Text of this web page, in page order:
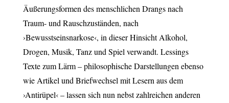
Äußerungsformen des menschlichen Drangs nach
Traum- und Rauschzuständen, nach
›Bewusstseinsnarkose‹, in dieser Hinsicht Alkohol,
Drogen, Musik, Tanz und Spiel verwandt. Lessings
Texte zum Lärm – philosophische Darstellungen ebenso
wie Artikel und Briefwechsel mit Lesern aus dem
›Antirüpel‹ – lassen sich nun nebst zahlreichen anderen